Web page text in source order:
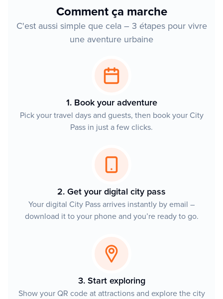
Comment ça marche
C'est aussi simple que cela – 3 étapes pour vivre
une aventure urbaine
1. Book your adventure
Pick your travel days and guests, then book your City
Pass in just a few clicks.
2. Get your digital city pass
Your digital City Pass arrives instantly by email –
download it to your phone and you’re ready to go.
3. Start exploring
Show your QR code at attractions and explore the city